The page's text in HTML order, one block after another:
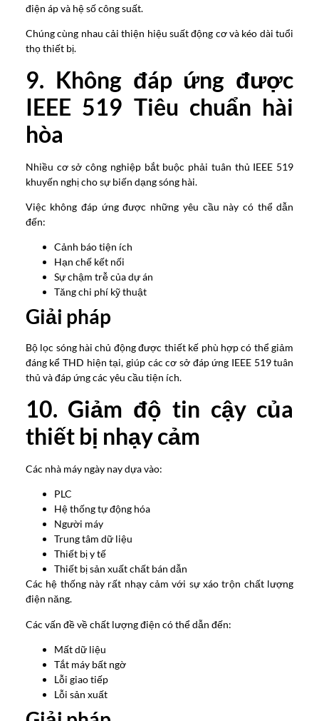
điện áp và hệ số công suất.
Chúng cùng nhau cải thiện hiệu suất động cơ và kéo dài tuổi
thọ thiết bị.
9. Không đáp ứng được
IEEE 519 Tiêu chuẩn hài
hòa
Nhiều cơ sở công nghiệp bắt buộc phải tuân thủ IEEE 519
khuyến nghị cho sự biến dạng sóng hài.
Việc không đáp ứng được những yêu cầu này có thể dẫn
đến:
Cảnh báo tiện ích
Hạn chế kết nối
Sự chậm trễ của dự án
Tăng chi phí kỹ thuật
Giải pháp
Bộ lọc sóng hài chủ động được thiết kế phù hợp có thể giảm
đáng kể THD hiện tại, giúp các cơ sở đáp ứng IEEE 519 tuân
thủ và đáp ứng các yêu cầu tiện ích.
10. Giảm độ tin cậy của
thiết bị nhạy cảm
Các nhà máy ngày nay dựa vào:
PLC
Hệ thống tự động hóa
Người máy
Trung tâm dữ liệu
Thiết bị y tế
Thiết bị sản xuất chất bán dẫn
Các hệ thống này rất nhạy cảm với sự xáo trộn chất lượng
điện năng.
Các vấn đề về chất lượng điện có thể dẫn đến:
Mất dữ liệu
Tắt máy bất ngờ
Lỗi giao tiếp
Lỗi sản xuất